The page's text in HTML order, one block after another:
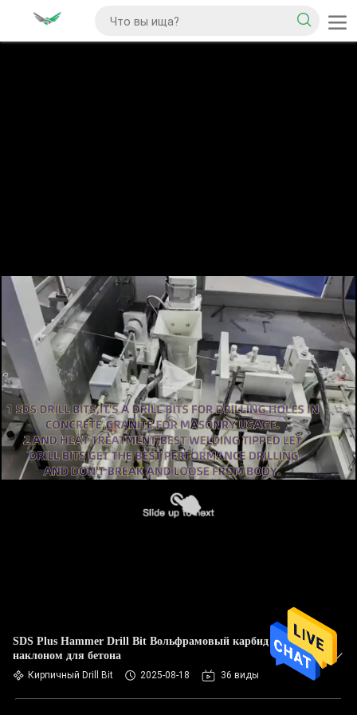
SDS Plus Hammer Drill Bit Вольфрамовый карбид с
наклоном для бетона
Кирпичный Drill Bit 2025-08-18 36 виды